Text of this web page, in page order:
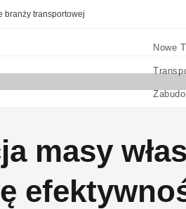
branży transportowej
Nowe
masy